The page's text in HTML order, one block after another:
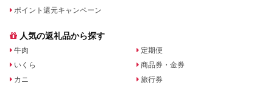
ポイント還元キャンペーン
人気の返礼品から探す
牛肉
いくら
カニ
定期便
商品券・金券
旅行券